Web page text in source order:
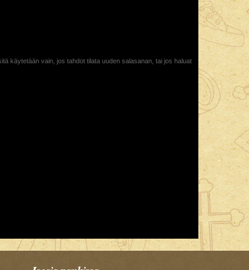
käytetään vain, jos tahdot tilata uuden salasanan, tai jos haluat